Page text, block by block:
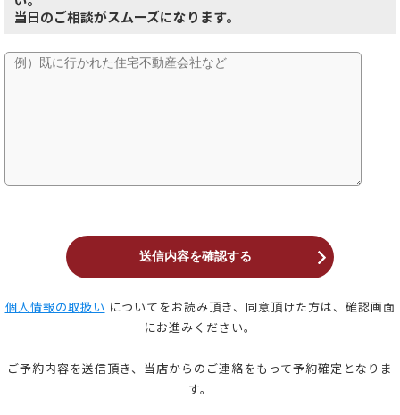
当日のご相談がスムーズになります。
個人情報の取扱い についてをお読み頂き、同意頂けた方は、確認画面
にお進みください。
ご予約内容を送信頂き、当店からのご連絡をもって予約確定となりま
す。